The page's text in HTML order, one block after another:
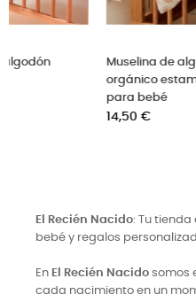
Muselina bebé en tonos
El Recién Nacido: Tu
bebé y regalos
En El Recién Nacido somos
cada nacimiento en un